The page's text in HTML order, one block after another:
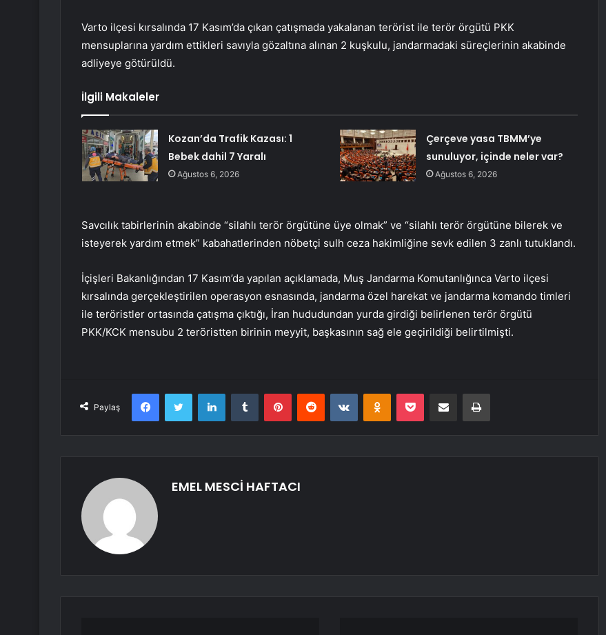
Varto ilçesi kırsalında 17 Kasım’da çıkan çatışmada yakalanan terörist ile terör örgütü PKK
mensuplarına yardım ettikleri savıyla gözaltına alınan 2 kuşkulu, jandarmadaki süreçlerinin akabinde
adliyeye götürüldü.
İlgili Makaleler
Kozan’da Trafik Kazası: 1
Bebek dahil 7 Yaralı
Ağustos 6, 2026
Çerçeve yasa TBMM’ye
sunuluyor, içinde neler var?
Ağustos 6, 2026
Savcılık tabirlerinin akabinde “silahlı terör örgütüne üye olmak” ve “silahlı terör örgütüne bilerek ve
isteyerek yardım etmek” kabahatlerinden nöbetçi sulh ceza hakimliğine sevk edilen 3 zanlı tutuklandı.
İçişleri Bakanlığından 17 Kasım’da yapılan açıklamada, Muş Jandarma Komutanlığınca Varto ilçesi
kırsalında gerçekleştirilen operasyon esnasında, jandarma özel harekat ve jandarma komando timleri
ile teröristler ortasında çatışma çıktığı, İran hududundan yurda girdiği belirlenen terör örgütü
PKK/KCK mensubu 2 teröristten birinin meyyit, başkasının sağ ele geçirildiği belirtilmişti.
Paylaş
FacebookTwitter LinkedInTumblr PinterestReddit VKontakteOdnoklassniki
Pocket E-Posta ile paylaş Yazdır
EMEL MESCİ HAFTACI